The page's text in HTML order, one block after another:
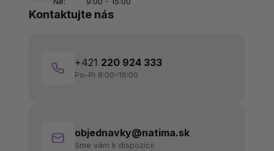
Kontaktujte nás
+421 220 924 333
Po–Pi 8:00–16:00
objednavky@natima.sk
Sme vám k dispozícii